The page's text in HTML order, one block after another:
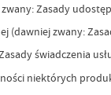
Zasady
(dawniej zwany:
świadczenia
niektórych